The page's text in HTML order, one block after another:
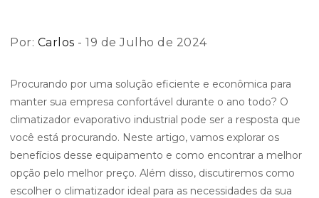
Por: Carlos - 19 de Julho de 2024
Procurando por uma solução eficiente e econômica para
manter sua empresa confortável durante o ano todo? O
climatizador evaporativo industrial pode ser a resposta que
você está procurando. Neste artigo, vamos explorar os
benefícios desse equipamento e como encontrar a melhor
opção pelo melhor preço. Além disso, discutiremos como
escolher o climatizador ideal para as necessidades da sua